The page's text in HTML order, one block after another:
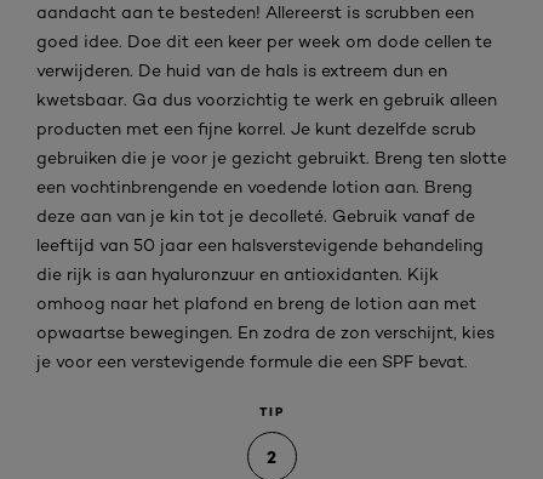
aandacht aan te besteden! Allereerst is scrubben een
goed idee. Doe dit een keer per week om dode cellen te
verwijderen. De huid van de hals is extreem dun en
kwetsbaar. Ga dus voorzichtig te werk en gebruik alleen
producten met een fijne korrel. Je kunt dezelfde scrub
gebruiken die je voor je gezicht gebruikt. Breng ten slotte
een vochtinbrengende en voedende lotion aan. Breng
deze aan van je kin tot je decolleté. Gebruik vanaf de
leeftijd van 50 jaar een halsverstevigende behandeling
die rijk is aan hyaluronzuur en antioxidanten. Kijk
omhoog naar het plafond en breng de lotion aan met
opwaartse bewegingen. En zodra de zon verschijnt, kies
je voor een verstevigende formule die een SPF bevat.
TIP
2